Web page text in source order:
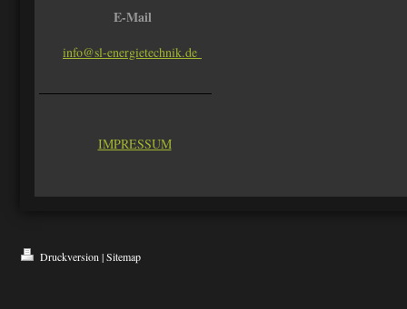
E-Mail
info@sl-energietechnik.de
IMPRESSUM
Druckversion | Sitemap